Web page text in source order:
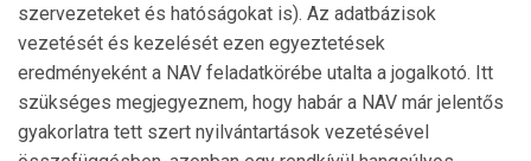
szervezeteket és hatóságokat is). Az adatbázisok
vezetését és kezelését ezen egyeztetések
eredményeként a NAV feladatkörébe utalta a jogalkotó. Itt
szüksé­ges megjegyeznem, hogy habár a NAV már jelentős
gyakorlatra tett szert nyilvántartások vezetésével